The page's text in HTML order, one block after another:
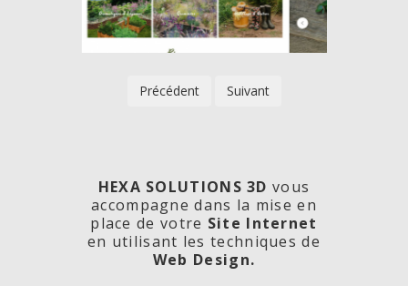
Les
Précédent Suivant
HEXA SOLUTIONS 3D vous
accompagne dans la mise en
place de votre Site Internet
en utilisant les techniques de
Web Design.